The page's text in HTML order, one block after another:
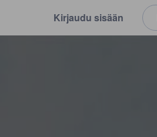
Kirjaudu sisään